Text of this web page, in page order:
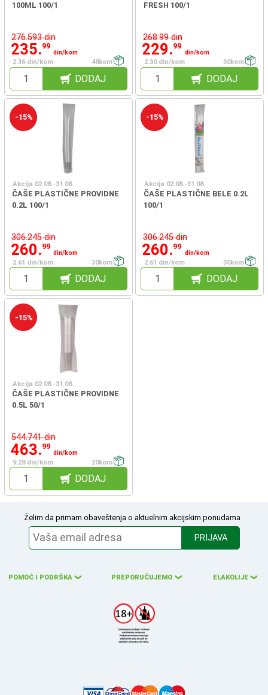
100ML 100/1
276.593 din
235.99
din/kom
2.36 din/kom
48kom
DODAJ
FRESH 100/1
268.99 din
229.99
din/kom
2.30 din/kom
30kom
DODAJ
-15%
Akcija 02.08.-31.08.
ČAŠE PLASTIČNE PROVIDNE
0.2L 100/1
306.245 din
260.99
din/kom
2.61 din/kom
30kom
DODAJ
-15%
Akcija 02.08.-31.08.
ČAŠE PLASTIČNE BELE 0.2L
100/1
306.245 din
260.99
din/kom
2.61 din/kom
30kom
DODAJ
-15%
Akcija 02.08.-31.08.
ČAŠE PLASTIČNE PROVIDNE
0.5L 50/1
544.741 din
463.99
din/kom
9.28 din/kom
20kom
DODAJ
Želim da primam obaveštenja o aktuelnim akcijskim ponudama
PRIJAVA
POMOĆ I PODRŠKA ❮ PREPORUČUJEMO ❮ ELAKOLIJE ❮